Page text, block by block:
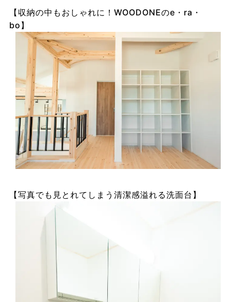
【収納の中もおしゃれに！WOODONEのe・ra・
bo】
【写真でも見とれてしまう清潔感溢れる洗面台】